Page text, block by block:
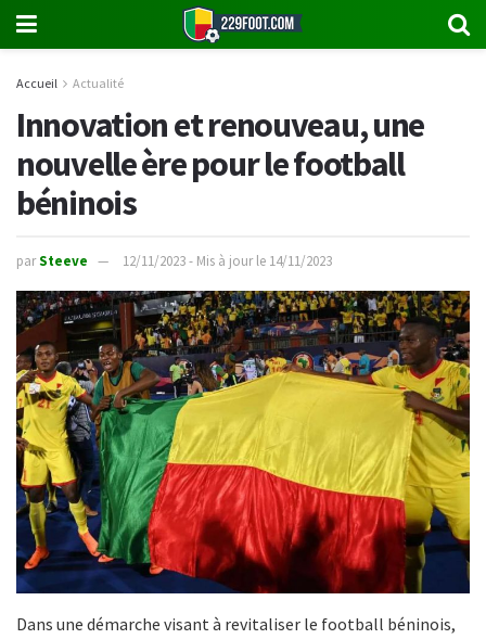
Accueil Actualité
Innovation et renouveau, une
nouvelle ère pour le football
béninois
parSteeve 12/11/2023 - Mis à jour le 14/11/2023
Dans une démarche visant à revitaliser le football béninois,